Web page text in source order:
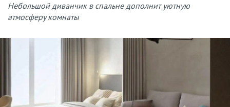
Небольшой диванчик в спальне дополнит уютную
атмосферу комнаты